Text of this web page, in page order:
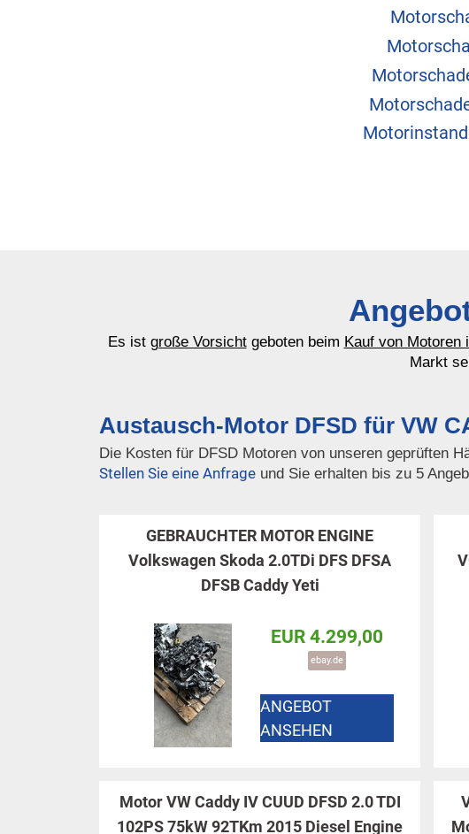
Es ist große Vorsichtgeboten beim Kauf von Motoren
Markt
Austausch-Motor DFSD für VW
Die Kosten für DFSD Motoren von unseren geprüften
Stellen Sie eine Anfrage und Sie erhalten bis zu 5
GEBRAUCHTER MOTOR ENGINE
Volkswagen Skoda 2.0TDi DFS DFSA
DFSB Caddy Yeti
EUR 4.299,00
ebay.de
ANGEBOT
ANSEHEN
Motor VW Caddy IV CUUD DFSD 2.0 TDI
102PS 75kW 92TKm 2015 Diesel Engine